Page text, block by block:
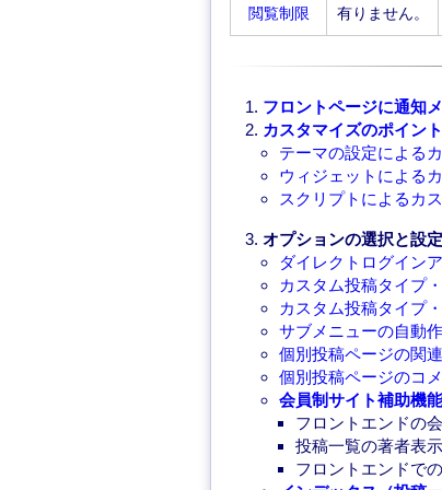
閲覧制限 有りません。
フロントページに通知
カスタマイズのポイン
テーマの設定による
ウィジェットによる
スクリプトによるカ
オプションの選択と設定
ダイレクトログイン
カスタム投稿タイプ
カスタム投稿タイプ
サブメニューの自動
個別投稿ページの関
個別投稿ページのコ
会員制サイト補助機
フロントエンドの
投稿一覧の著者表示
フロントエンドで